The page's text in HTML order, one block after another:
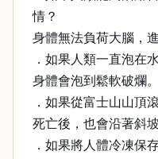
情？
身體無法負荷大腦，
．如果人類一直泡在
身體會泡到鬆軟破爛
．如果從富士山山頂
死亡後，也會沿著斜
．如果將人體冷凍保